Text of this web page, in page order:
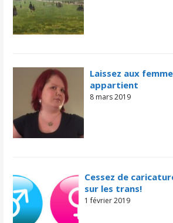
Laissez aux
appartient
8 mars 2019
Cessez de
sur les trans!
1 février 2019